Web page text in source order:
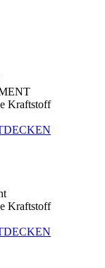
Kraftstoff
Kraftstoff